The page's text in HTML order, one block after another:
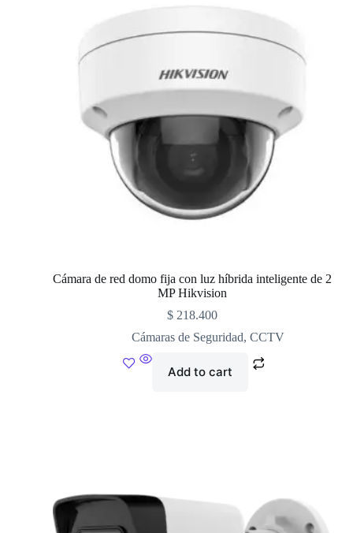
Cámara de red domo fija con luz híbrida inteligente de 2
MP Hikvision
$218.400
Cámaras de Seguridad, CCTV
Add to cart